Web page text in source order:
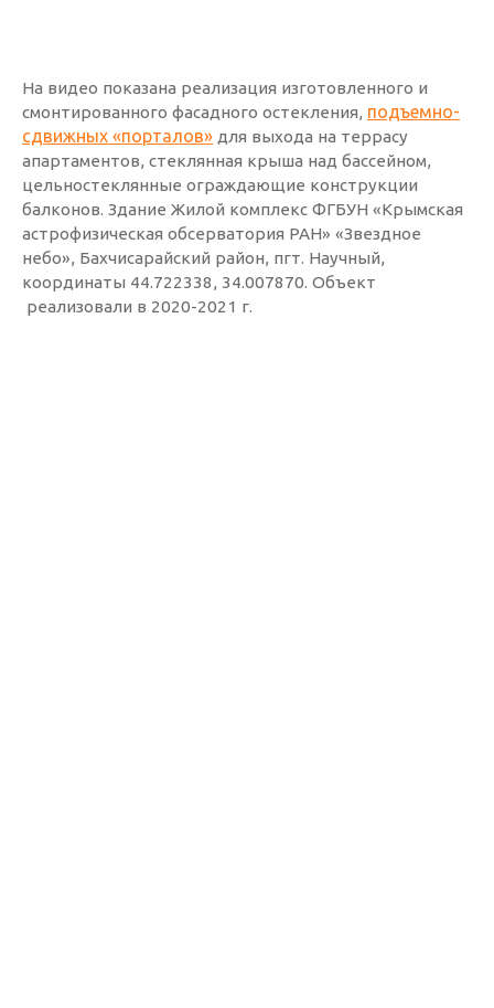
На видео показана реализация изготовленного и
смонтированного фасадного остекления, подъемно-
сдвижных «порталов» для выхода на террасу
апартаментов, стеклянная крыша над бассейном,
цельностеклянные ограждающие конструкции
балконов. Здание Жилой комплекс ФГБУН «Крымская
астрофизическая обсерватория РАН» «Звездное
небо», Бахчисарайский район, пгт. Научный,
координаты 44.722338, 34.007870. Объект
реализовали в 2020-2021 г.